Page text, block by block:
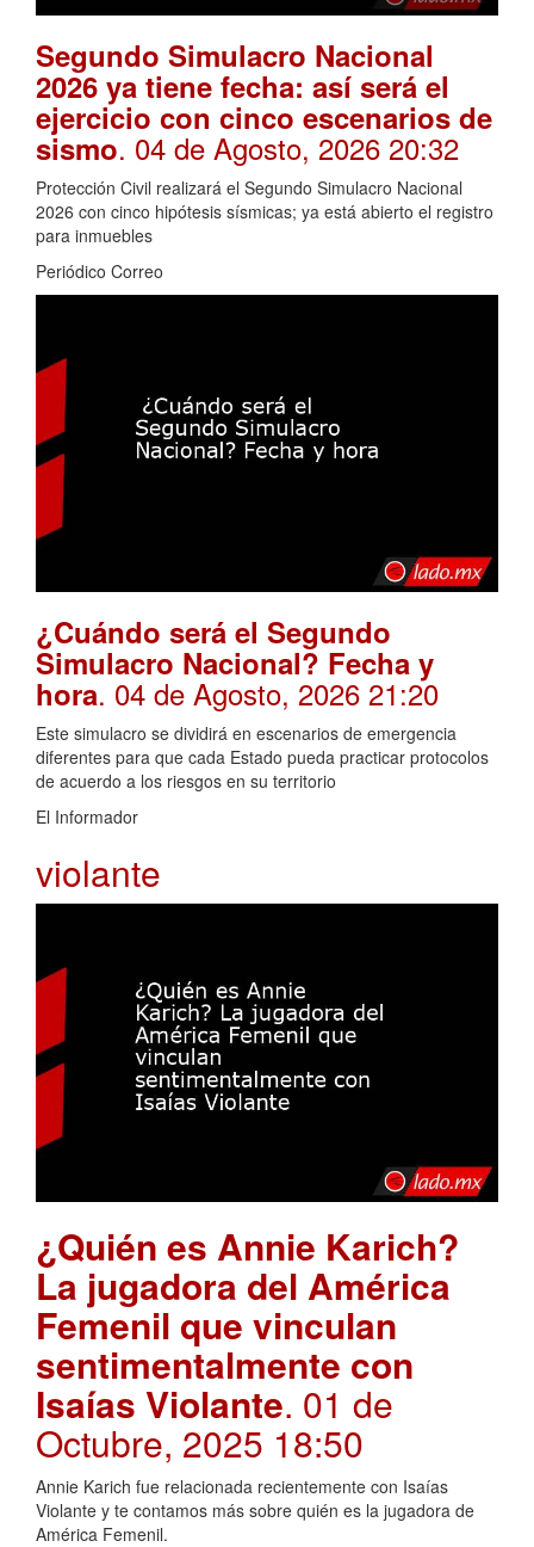
Segundo Simulacro Nacional
2026 ya tiene fecha: así será el
ejercicio con cinco escenarios de
sismo. 04 de Agosto, 2026 20:32
Protección Civil realizará el Segundo Simulacro Nacional
2026 con cinco hipótesis sísmicas; ya está abierto el registro
para inmuebles
Periódico Correo
¿Cuándo será el Segundo
Simulacro Nacional? Fecha y
hora. 04 de Agosto, 2026 21:20
Este simulacro se dividirá en escenarios de emergencia
diferentes para que cada Estado pueda practicar protocolos
de acuerdo a los riesgos en su territorio
El Informador
violante
¿Quién es Annie Karich?
La jugadora del América
Femenil que vinculan
sentimentalmente con
Isaías Violante. 01 de
Octubre, 2025 18:50
Annie Karich fue relacionada recientemente con Isaías
Violante y te contamos más sobre quién es la jugadora de
América Femenil.